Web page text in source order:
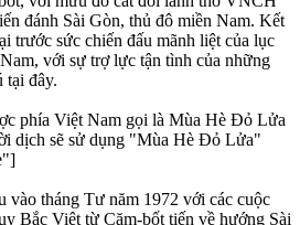
đánh Sài Gòn, thủ đô miền Nam. Kết
trước sức chiến đấu mãnh liệt của lục
với sự trợ lực tận tình của những
tại đây.
phía Việt Nam gọi là Mùa Hè Đỏ Lửa
dịch sẽ sử dụng "Mùa Hè Đỏ Lửa"
vào tháng Tư năm 1972 với các cuộc
Bắc Việt từ Căm-bốt tiến về hướng Sài